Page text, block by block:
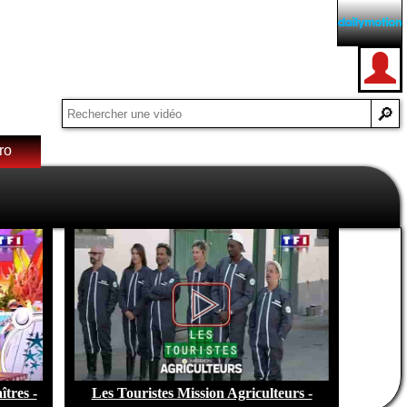
- Les Touristes Mission Agriculteurs -